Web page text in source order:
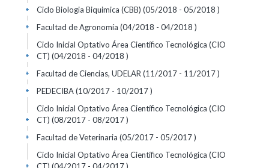
Ciclo Biologia Biquimica (CBB) (05/2018 - 05/2018 )
+
Facultad de Agronomía (04/2018 - 04/2018 )
+
Ciclo Inicial Optativo Área Científico Tecnológica (CIO
CT) (04/2018 - 04/2018 )
+
Facultad de Ciencias, UDELAR (11/2017 - 11/2017 )
+
PEDECIBA (10/2017 - 10/2017 )
+
Ciclo Inicial Optativo Área Científico Tecnológica (CIO
CT) (08/2017 - 08/2017 )
+
Facultad de Veterinaria (05/2017 - 05/2017 )
+
Ciclo Inicial Optativo Área Científico Tecnológica (CIO
+